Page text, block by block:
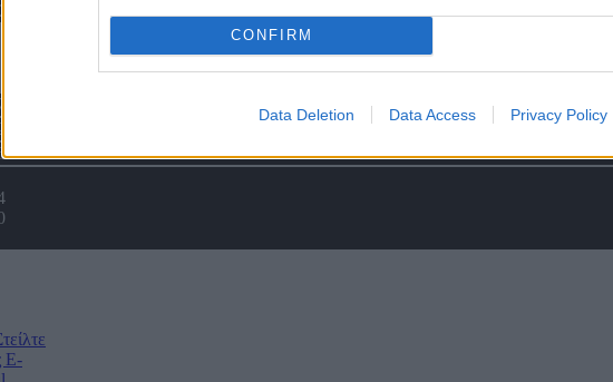
CONFIRM
Data Deletion Data Access Privacy Policy